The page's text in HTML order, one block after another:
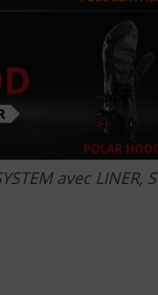
avec LINER,